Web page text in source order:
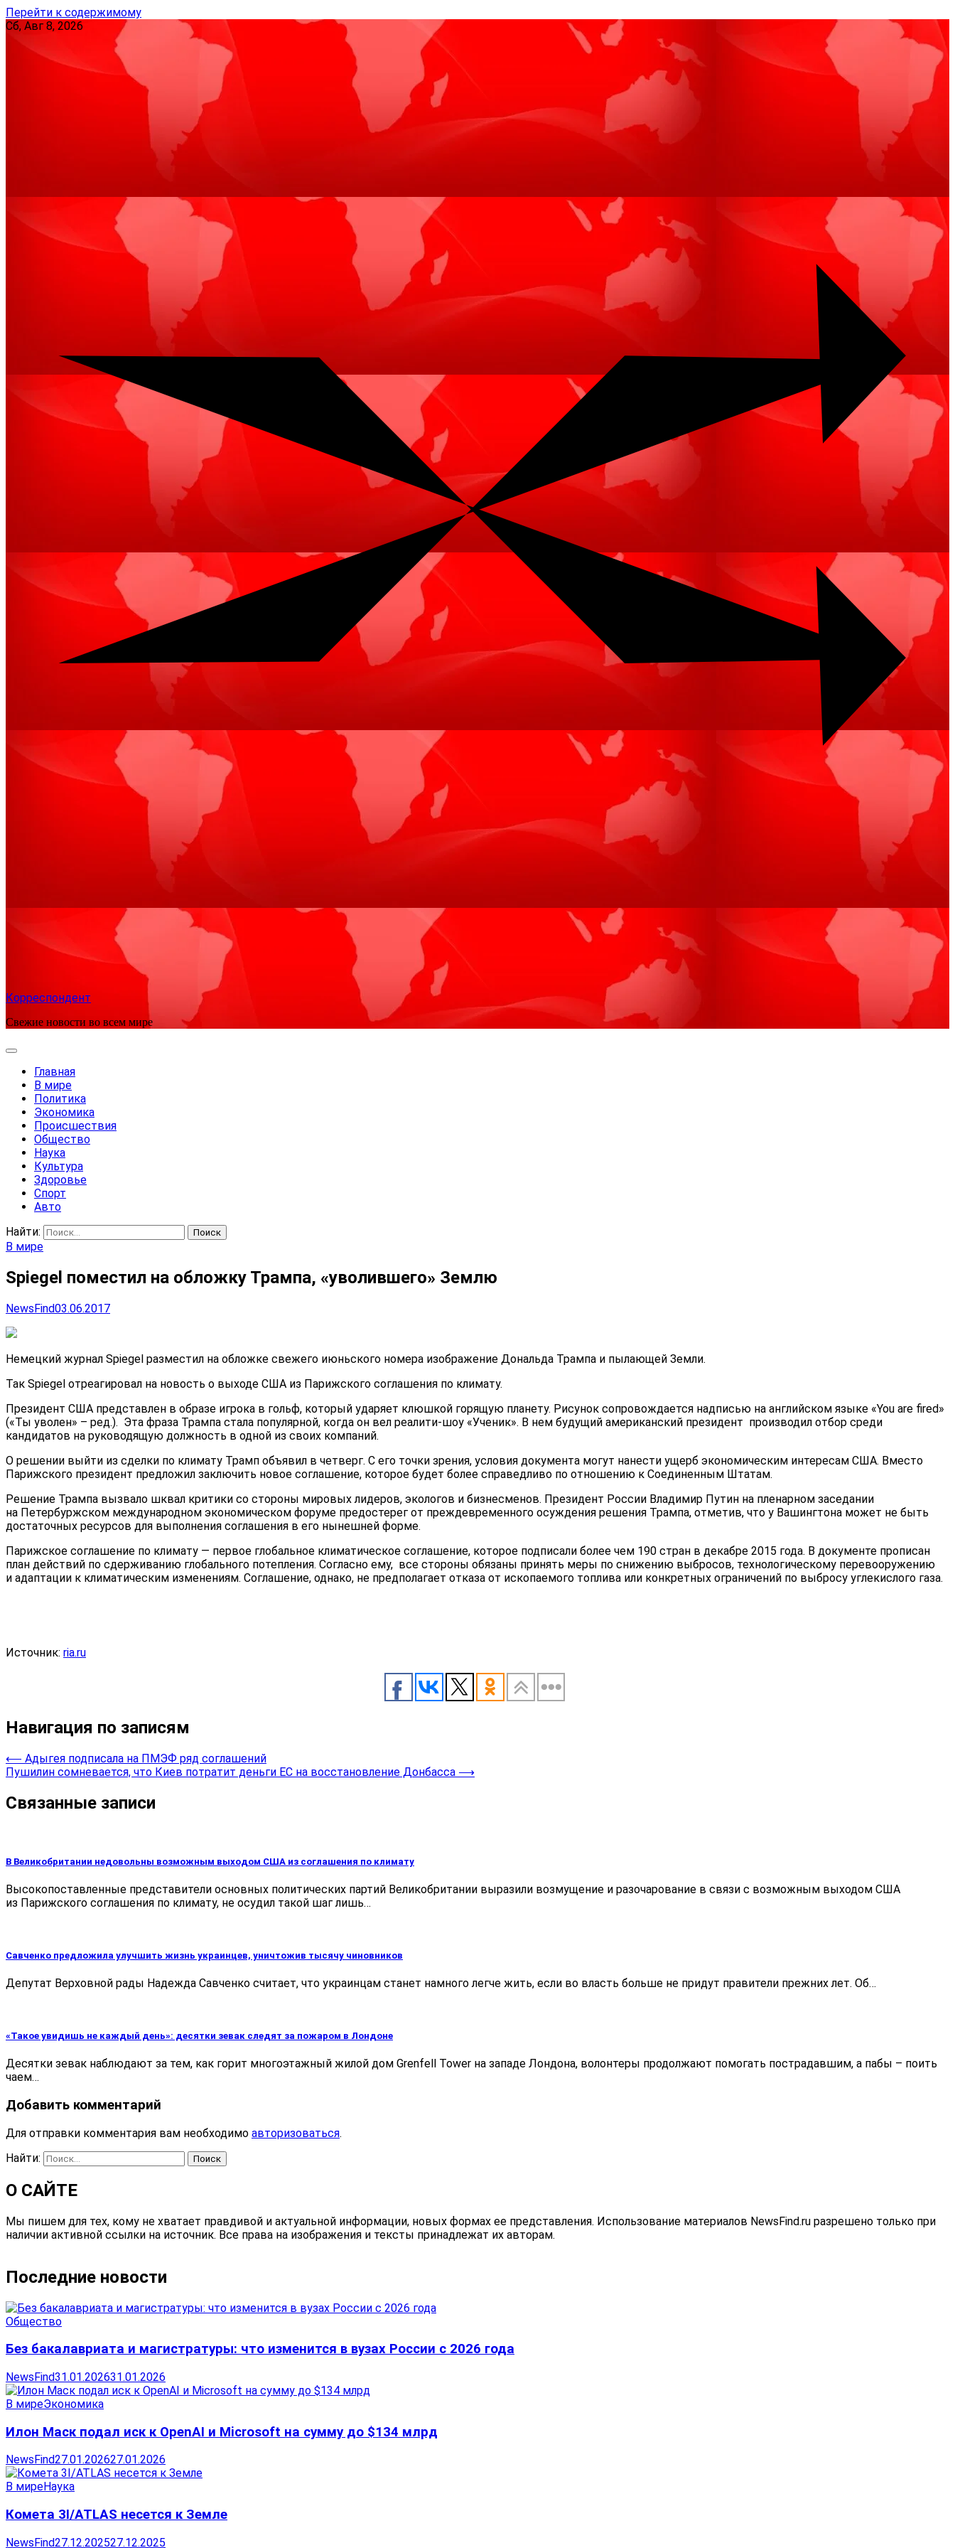
Перейти к содержимому
Сб, Авг 8, 2026
Корреспондент
Свежие новости во всем мире
Главная
В мире
Политика
Экономика
Происшествия
Общество
Наука
Культура
Здоровье
Спорт
Авто
Найти:
В мире
Spiegel поместил на обложку Трампа, «уволившего» Землю
NewsFind03.06.2017
Немецкий журнал Spiegel разместил на обложке свежего июньского номера изображение Дональда Трампа и пылающей Земли.
​Так Spiegel отреагировал на новость о выходе США из Парижского соглашения по климату.
Президент США представлен в образе игрока в гольф, который ударяет клюшкой горящую планету. Рисунок сопровождается надписью на английском языке «You are fired»
(«Ты уволен» – ред.). Эта фраза Трампа стала популярной, когда он вел реалити-шоу «Ученик». В нем будущий американский президент производил отбор среди
кандидатов на руководящую должность в одной из своих компаний.
О решении выйти из сделки по климату Трамп объявил в четверг. С его точки зрения, условия документа могут нанести ущерб экономическим интересам США. Вместо
Парижского президент предложил заключить новое соглашение, которое будет более справедливо по отношению к Соединенным Штатам.
Решение Трампа вызвало шквал критики со стороны мировых лидеров, экологов и бизнесменов. Президент России Владимир Путин на пленарном заседании
на Петербуржском международном экономическом форуме предостерег от преждевременного осуждения решения Трампа, отметив, что у Вашингтона может не быть
достаточных ресурсов для выполнения соглашения в его нынешней форме.
Парижское соглашение по климату — первое глобальное климатическое соглашение, которое подписали более чем 190 стран в декабре 2015 года. В документе прописан
план действий по сдерживанию глобального потепления. Согласно ему, все стороны обязаны принять меры по снижению выбросов, технологическому перевооружению
и адаптации к климатическим изменениям. Соглашение, однако, не предполагает отказа от ископаемого топлива или конкретных ограничений по выбросу углекислого газа.
Источник: ria.ru
Навигация по записям
⟵ Адыгея подписала на ПМЭФ ряд соглашений
Пушилин сомневается, что Киев потратит деньги ЕС на восстановление Донбасса ⟶
Связанные записи
В Великобритании недовольны возможным выходом США из соглашения по климату
Высокопоставленные представители основных политических партий Великобритании выразили возмущение и разочарование в связи с возможным выходом США
из Парижского соглашения по климату, не осудил такой шаг лишь…
Савченко предложила улучшить жизнь украинцев, уничтожив тысячу чиновников
Депутат Верховной рады Надежда Савченко считает, что украинцам станет намного легче жить, если во власть больше не придут правители прежних лет. Об…
«Такое увидишь не каждый день»: десятки зевак следят за пожаром в Лондоне
Десятки зевак наблюдают за тем, как горит многоэтажный жилой дом Grenfell Tower на западе Лондона, волонтеры продолжают помогать пострадавшим, а пабы – поить
чаем…
Добавить комментарий
Для отправки комментария вам необходимо авторизоваться.
Найти:
О САЙТЕ
Мы пишем для тех, кому не хватает правдивой и актуальной информации, новых формах ее представления. Использование материалов NewsFind.ru разрешено только при
наличии активной ссылки на источник. Все права на изображения и тексты принадлежат их авторам.
Последние новости
Общество
Без бакалавриата и магистратуры: что изменится в вузах России с 2026 года
NewsFind31.01.202631.01.2026
В миреЭкономика
Илон Маск подал иск к OpenAI и Microsoft на сумму до $134 млрд
NewsFind27.01.202627.01.2026
В миреНаука
Комета 3I/ATLAS несется к Земле
NewsFind27.12.202527.12.2025